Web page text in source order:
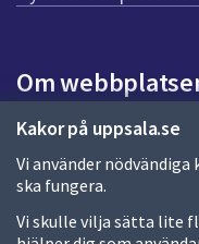
Kakor på uppsala.se
Vi använder
ska fungera.
Vi skulle vilja sätta lite
n
i
d
a
Om
Om webbplatsen
Allmänna handlingar
Behandling av